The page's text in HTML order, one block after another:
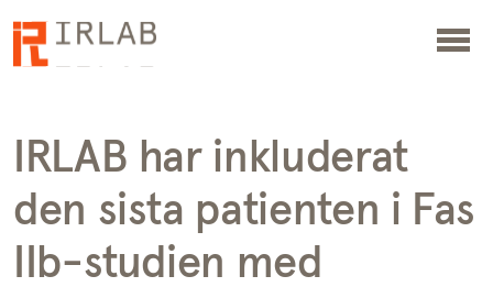
IRLAB har inkluderat
den sista patienten i Fas
IIb-studien med